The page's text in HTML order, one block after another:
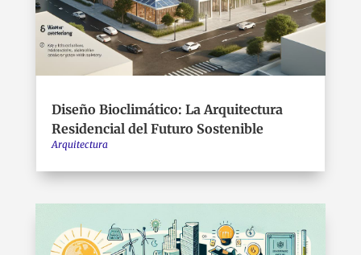
Diseño Bioclimático: La Arquitectura
Residencial del Futuro Sostenible
Arquitectura